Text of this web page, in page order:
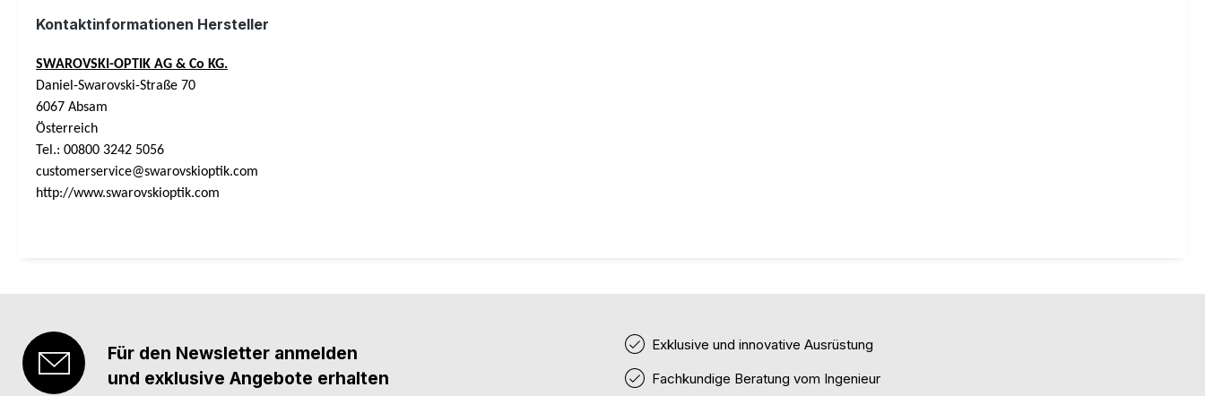
Kontaktinformationen Hersteller
SWAROVSKI-OPTIK AG & Co KG.
Daniel-Swarovski-Straße 70
6067 Absam
Österreich
Tel.: 00800 3242 5056
customerservice@swarovskioptik.com
http://www.swarovskioptik.com
Für den Newsletter anmelden
und exklusive Angebote erhalten
Exklusive und innovative Ausrüstung
Fachkundige Beratung vom Ingenieur